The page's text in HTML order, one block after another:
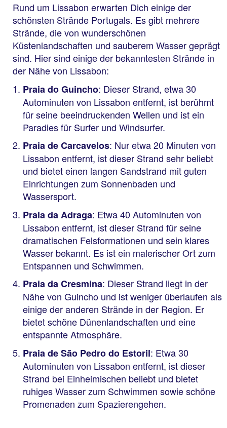
Rund um Lissabon erwarten Dich einige der
schönsten Strände Portugals. Es gibt mehrere
Strände, die von wunderschönen
Küstenlandschaften und sauberem Wasser geprägt
sind. Hier sind einige der bekanntesten Strände in
der Nähe von Lissabon:
Praia do Guincho: Dieser Strand, etwa 30
Autominuten von Lissabon entfernt, ist berühmt
für seine beeindruckenden Wellen und ist ein
Paradies für Surfer und Windsurfer.
Praia de Carcavelos: Nur etwa 20 Minuten von
Lissabon entfernt, ist dieser Strand sehr beliebt
und bietet einen langen Sandstrand mit guten
Einrichtungen zum Sonnenbaden und
Wassersport.
Praia da Adraga: Etwa 40 Autominuten von
Lissabon entfernt, ist dieser Strand für seine
dramatischen Felsformationen und sein klares
Wasser bekannt. Es ist ein malerischer Ort zum
Entspannen und Schwimmen.
Praia da Cresmina: Dieser Strand liegt in der
Nähe von Guincho und ist weniger überlaufen als
einige der anderen Strände in der Region. Er
bietet schöne Dünenlandschaften und eine
entspannte Atmosphäre.
Praia de São Pedro do Estoril: Etwa 30
Autominuten von Lissabon entfernt, ist dieser
Strand bei Einheimischen beliebt und bietet
ruhiges Wasser zum Schwimmen sowie schöne
Promenaden zum Spazierengehen.